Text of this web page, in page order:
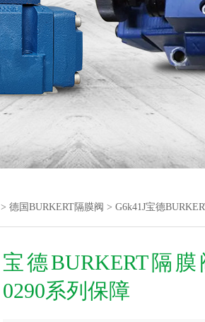
> 德国BURKERT隔膜阀 > G6k41J宝德
宝德BURKERT隔
0290系列保障